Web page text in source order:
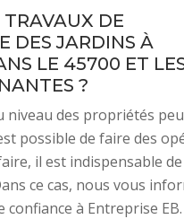
TRAVAUX DE
DES JARDINS À
LE 45700 ET
?
niveau des propriétés
possible de faire des
il est indispensable
ce cas, nous vous
à Entreprise